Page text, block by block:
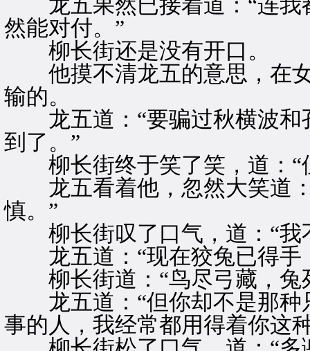
龙五果然已接着道：“连我
然能对付。”
柳长街还是没有开口。
他摸不清龙五的意思，在女
输的。
龙五道：“要骗过秋横波和
到了。”
柳长街终于笑了笑，道：“
龙五看着他，忽然大笑道：
慎。”
柳长街叹了口气，道：“我
龙五道：“现在狡兔已得手
柳长街道：“鸟尽弓藏，兔
龙五道：“但你却不是那种
事的人，我经常都用得着你这